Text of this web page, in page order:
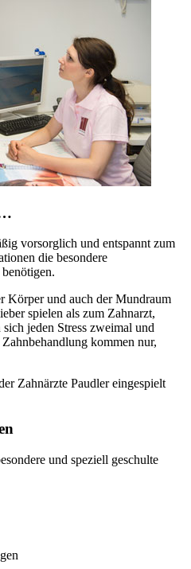
…
vorsorglich und entspannt zum
die besondere
Körper und auch der Mundraum
spielen als zum Zahnarzt,
jeden Stress zweimal und
kommen nur,
Zahnärzte Paudler eingespielt
und speziell geschulte